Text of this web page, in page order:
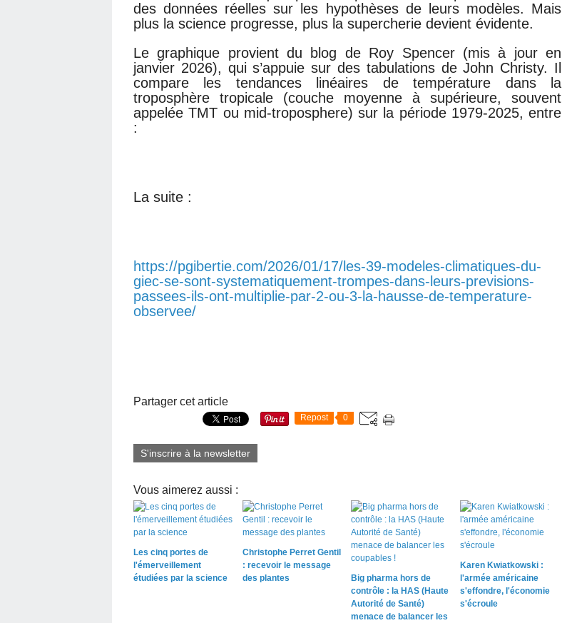
des données réelles sur les hypothèses de leurs modèles. Mais
plus la science progresse, plus la supercherie devient évidente.
Le graphique provient du blog de Roy Spencer (mis à jour en
janvier 2026), qui s’appuie sur des tabulations de John Christy. Il
compare les tendances linéaires de température dans la
troposphère tropicale (couche moyenne à supérieure, souvent
appelée TMT ou mid-troposphere) sur la période 1979-2025, entre
:
La suite :
https://pgibertie.com/2026/01/17/les-39-modeles-climatiques-du-
giec-se-sont-systematiquement-trompes-dans-leurs-previsions-
passees-ils-ont-multiplie-par-2-ou-3-la-hausse-de-temperature-
observee/
Partager cet article
Repost 0
S'inscrire à la newsletter
Vous aimerez aussi :
Les cinq portes de
l'émerveillement
étudiées par la science
Christophe Perret Gentil
: recevoir le message
des plantes
Big pharma hors de
contrôle : la HAS (Haute
Autorité de Santé)
menace de balancer les
Karen Kwiatkowski :
l'armée américaine
s'effondre, l'économie
s'écroule